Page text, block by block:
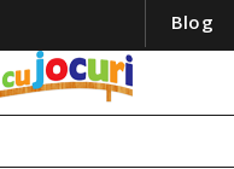
Blog